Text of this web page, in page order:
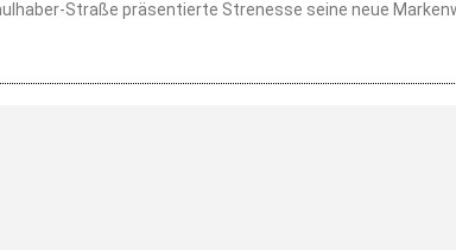
Straße präsentierte Strenesse seine neue